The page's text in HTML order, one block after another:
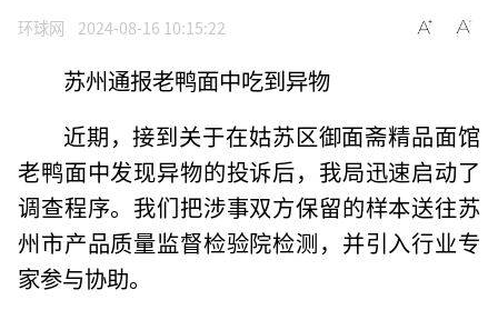
环球网 2024-08-16 10:15:22
苏州通报老鸭面中吃到异物
近期，接到关于在姑苏区御面斋精品面馆
老鸭面中发现异物的投诉后，我局迅速启动了
调查程序。我们把涉事双方保留的样本送往苏
州市产品质量监督检验院检测，并引入行业专
家参与协助。